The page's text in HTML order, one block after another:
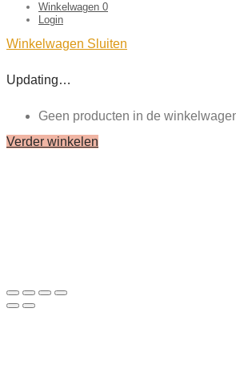
Winkelwagen 0
Login
Winkelwagen Sluiten
Updating…
Geen producten in de
Verder winkelen